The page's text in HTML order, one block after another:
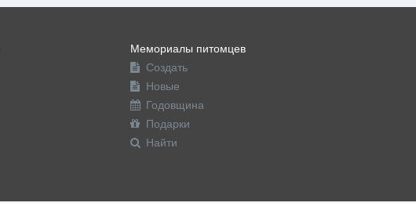
Мемориалы питомцев
Создать
Новые
Годовщина
Подарки
Найти